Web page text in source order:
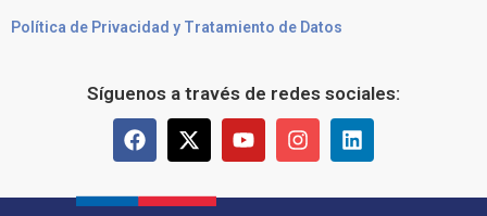
Política de Privacidad y Tratamiento de Datos
Síguenos a través de redes sociales: